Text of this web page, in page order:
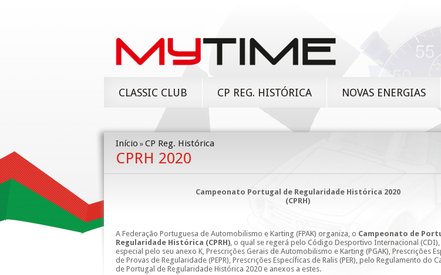
CLASSIC CLUB CP REG. HISTÓRICA NOVAS ENERGIAS
Início » CP Reg. Histórica
CPRH 2020
Campeonato Portugal de Regularidade Histórica 2020
(CPRH)
A Federação Portuguesa de Automobilismo e Karting (FPAK) organiza, o Campeonato de
Regularidade Histórica (CPRH), o qual se regerá pelo Código Desportivo Internacional (CDI),
especial pelo seu anexo K, Prescrições Gerais de Automobilismo e Karting (PGAK), Prescrições
de Provas de Regularidade (PEPR), Prescrições Específicas de Ralis (PER), pelo Regulamento do
de Portugal de Regularidade Histórica 2020 e anexos a estes.